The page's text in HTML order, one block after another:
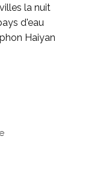
la nuit
d'eau
Haiyan